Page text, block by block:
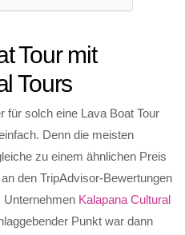
Tour mit
Tours
für solch eine Lava Boat Tour
Denn die meisten
zu einem ähnlichen Preis
den TripAdvisor-Bewertungen
Unternehmen Kalapana Cultural
Punkt war dann